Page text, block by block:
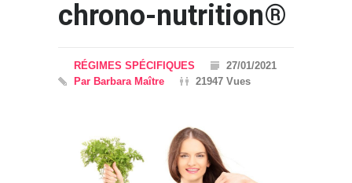
chrono-nutrition®
RÉGIMES SPÉCIFIQUES
27/01/2021
Par Barbara Maître
21947 Vues